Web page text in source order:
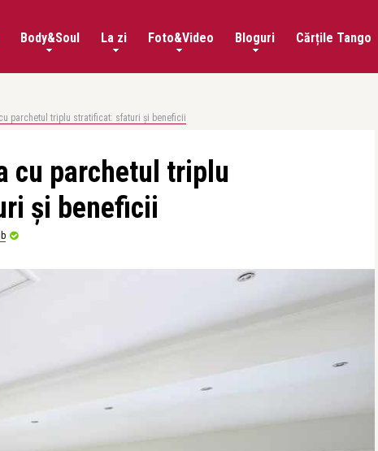
Body&Soul La zi Foto&Video Bloguri Cărțile Tango
parchetul triplu stratificat: sfaturi și beneficii
cu parchetul triplu
și beneficii